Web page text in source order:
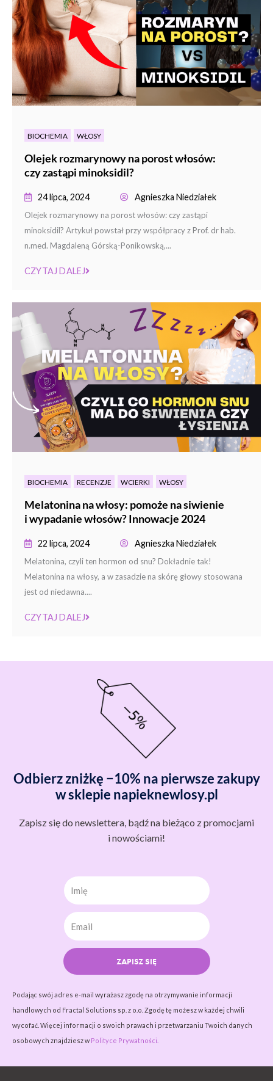
BIOCHEMIA WŁOSY
Olejek rozmarynowy na porost włosów:
czy zastąpi minoksidil?
24 lipca, 2024 Agnieszka Niedziałek
Olejek rozmarynowy na porost włosów: czy zastąpi
minoksidil? Artykuł powstał przy współpracy z Prof. dr hab.
n.med. Magdaleną Górską-Ponikowską,...
CZYTAJ DALEJ
BIOCHEMIA RECENZJE WCIERKI WŁOSY
Melatonina na włosy: pomoże na siwienie
i wypadanie włosów? Innowacje 2024
22 lipca, 2024 Agnieszka Niedziałek
Melatonina, czyli ten hormon od snu? Dokładnie tak!
Melatonina na włosy, a w zasadzie na skórę głowy stosowana
jest od niedawna....
CZYTAJ DALEJ
Odbierz zniżkę −10% na pierwsze zakupy
w sklepie napieknewlosy.pl
Zapisz się do newslettera, bądź na bieżąco z promocjami
i nowościami!
Imię
ZAPISZ SIĘ
Podając swój adres e-mail wyrażasz zgodę na otrzymywanie informacji
handlowych od Fractal Solutions sp. z o.o. Zgodę tę możesz w każdej chwili
wycofać. Więcej informacji o swoich prawach i przetwarzaniu Twoich danych
osobowych znajdziesz w Polityce Prywatności.